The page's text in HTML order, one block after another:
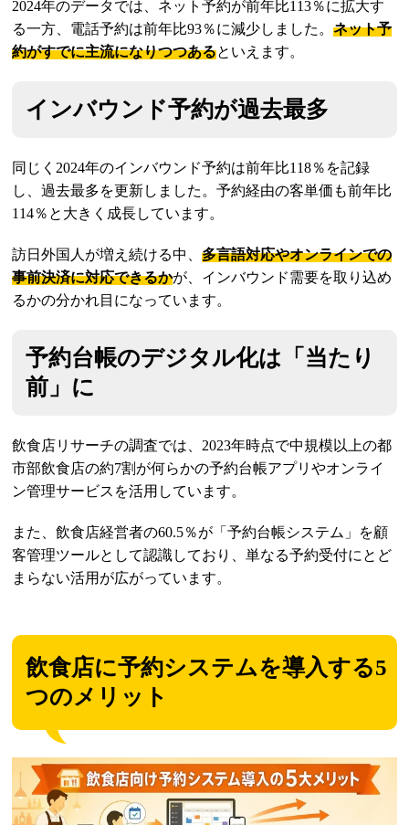
2024年のデータでは、ネット予約が前年比113％に拡大す
る一方、電話予約は前年比93％に減少しました。ネット予
約がすでに主流になりつつあるといえます。
インバウンド予約が過去最多
同じく2024年のインバウンド予約は前年比118％を記録
し、過去最多を更新しました。予約経由の客単価も前年比
114％と大きく成長しています。
訪日外国人が増え続ける中、多言語対応やオンラインでの
事前決済に対応できるかが、インバウンド需要を取り込め
るかの分かれ目になっています。
予約台帳のデジタル化は「当たり
前」に
飲食店リサーチの調査では、2023年時点で中規模以上の都
市部飲食店の約7割が何らかの予約台帳アプリやオンライ
ン管理サービスを活用しています。
また、飲食店経営者の60.5％が「予約台帳システム」を顧
客管理ツールとして認識しており、単なる予約受付にとど
まらない活用が広がっています。
飲食店に予約システムを導入する5
つのメリット